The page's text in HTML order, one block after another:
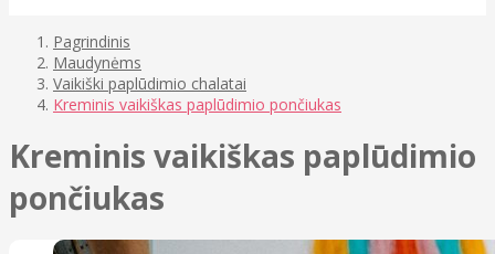
Pagrindinis
Maudynėms
Vaikiški paplūdimio chalatai
Kreminis vaikiškas paplūdimio pončiukas
Kreminis vaikiškas paplūdimio
pončiukas